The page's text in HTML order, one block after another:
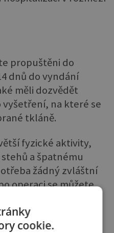
propuštěni do
dnů do vyndání
měli dozvědět
na které se
tkláně.
fyzické aktivity,
a špatnému
žádný zvláštní
operaci se můžete
cookie.